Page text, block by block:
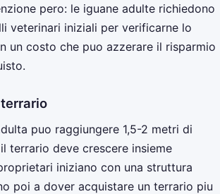
pero: le iguane adulte richiedono
veterinari iniziali per verificarne lo
un costo che puo azzerare il risparmio
puo raggiungere 1,5-2 metri di
terrario deve crescere insieme
iniziano con una struttura
poi a dover acquistare un terrario piu